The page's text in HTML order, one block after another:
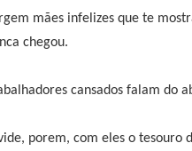
mães infelizes que te
chegou.
cansados falam do
porem, com eles o tesouro